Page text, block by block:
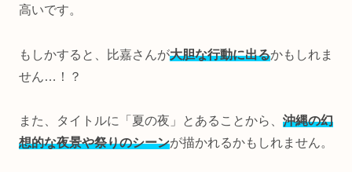
高いです。
もしかすると、比嘉さんが大胆な行動に出るかもしれま
せん…！？
また、タイトルに「夏の夜」とあることから、 沖縄の幻
想的な夜景や祭りのシーンが描かれるかもしれません。